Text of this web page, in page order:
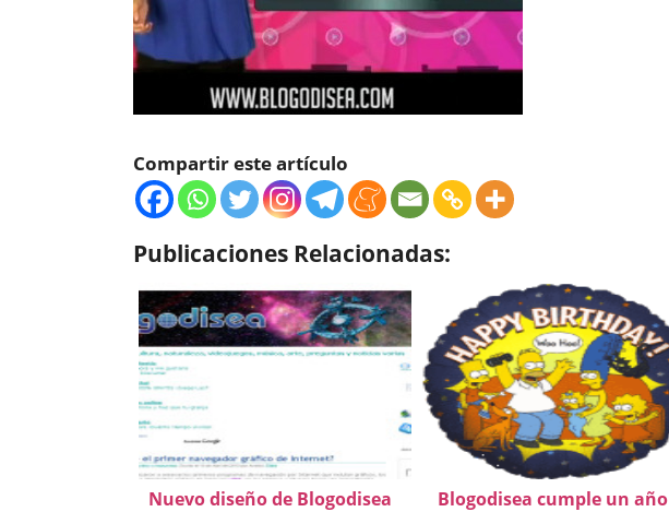
Compartir este artículo
Publicaciones Relacionadas:
Nuevo diseño de Blogodisea Blogodisea cumple un año